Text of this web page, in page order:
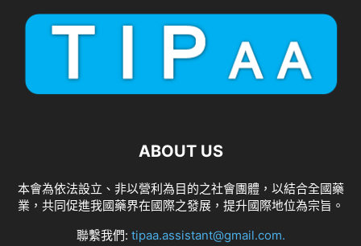
ABOUT US
本會為依法設立、非以營利為目的之社會團體，以結合全國藥
業，共同促進我國藥界在國際之發展，提升國際地位為宗旨。
聯繫我們: tipaa.assistant@gmail.com.